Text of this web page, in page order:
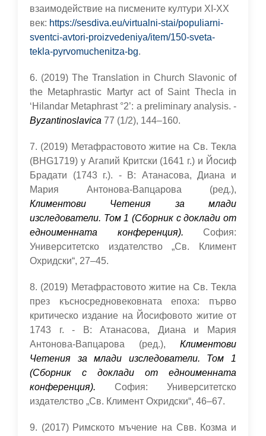
взаимодействие на писмените култури XI-XX
век: https://sesdiva.eu/virtualni-stai/populiarni-
sventci-avtori-proizvedeniya/item/150-sveta-
tekla-pyrvomuchenitza-bg.
6. (2019) The Translation in Church Slavonic of
the Metaphrastic Martyr act of Saint Thecla in
‘Hilandar Metaphrast °2’: a preliminary analysis. -
Byzantinoslavica 77 (1/2), 144–160.
7. (2019) Метафрастовото житие на Св. Текла
(BHG1719) у Агапий Критски (1641 г.) и Йосиф
Брадати (1743 г.). - В: Атанасова, Диана и
Мария Антонова-Вапцарова (ред.),
Климентови Четения за млади
изследователи. Том 1 (Сборник с доклади от
едноименната конференция). София:
Университетско издателство „Св. Климент
Охридски“, 27–45.
8. (2019) Метафрастовото житие на Св. Текла
през късносредновековната епоха: първо
критическо издание на Йосифовото житие от
1743 г. - В: Атанасова, Диана и Мария
Антонова-Вапцарова (ред.), Климентови
Четения за млади изследователи. Том 1
(Сборник с доклади от едноименната
конференция). София: Университетско
издателство „Св. Климент Охридски“, 46–67.
9. (2017) Римското мъчение на Свв. Козма и